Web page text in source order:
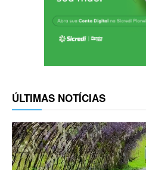
ÚLTIMAS NOTÍCIAS